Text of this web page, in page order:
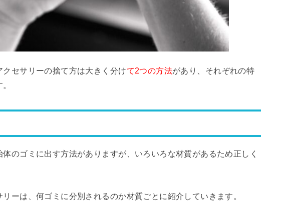
セサリーの捨て方は大きく分けて2つの方法があり、それぞれの特
のゴミに出す方法がありますが、いろいろな材質があるため正しく
ーは、何ゴミに分別されるのか材質ごとに紹介していきます。